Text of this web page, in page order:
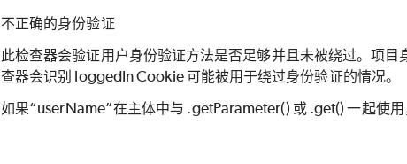
不正确的身份验证
此检查器会验证用户身份验证方法是否足够并且未被绕过。项
查器会识别 loggedIn Cookie 可能被用于绕过身份验证的情况。
如果“userName”在主体中与 .getParameter() 或 .get() 一起使用